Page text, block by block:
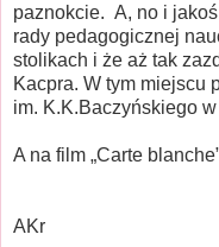
paznokcie. A, no i
rady pedagogicznej
stolikach i że aż tak
Kacpra. W tym miejscu
im. K.K.Baczyńskiego
A na film „Carte
AKr